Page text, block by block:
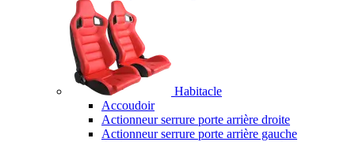
Habitacle
Accoudoir
Actionneur serrure porte arrière droite
Actionneur serrure porte arrière gauche